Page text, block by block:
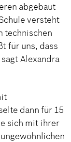
abgebaut
versteht
technischen
für uns, dass
Alexandra
dann für 15
sich mit ihrer